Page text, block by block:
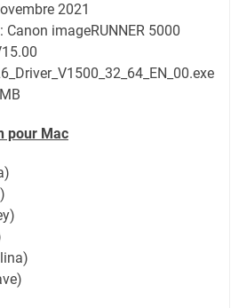
2021
imageRUNNER 5000
pour Mac